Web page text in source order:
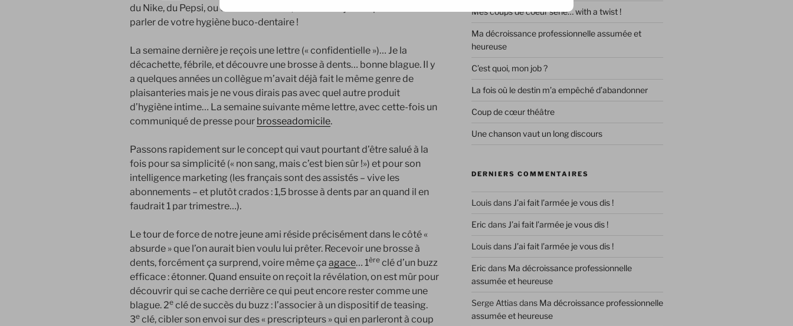
du Nike, du Pepsi, ou encore du Nokia, c’est raté… je vais plutôt vous
parler de votre hygiène buco-dentaire !
La semaine dernière je reçois une lettre (« confidentielle »)… Je la
décachette, fébrile, et découvre une brosse à dents… bonne blague. Il y
a quelques années un collègue m’avait déjà fait le même genre de
plaisanteries mais je ne vous dirais pas avec quel autre produit
d’hygiène intime… La semaine suivante même lettre, avec cette-fois un
communiqué de presse pour brosseadomicile.
Passons rapidement sur le concept qui vaut pourtant d’être salué à la
fois pour sa simplicité (« non sang, mais c’est bien sûr !») et pour son
intelligence marketing (les français sont des assistés – vive les
abonnements – et plutôt crados : 1,5 brosse à dents par an quand il en
faudrait 1 par trimestre…).
Le tour de force de notre jeune ami réside précisément dans le côté «
absurde » que l’on aurait bien voulu lui prêter. Recevoir une brosse à
dents, forcément ça surprend, voire même ça agace… 1ère clé d’un buzz
efficace : étonner. Quand ensuite on reçoit la révélation, on est mûr pour
découvrir qui se cache derrière ce qui peut encore rester comme une
blague. 2e clé de succès du buzz : l’associer à un dispositif deteasing.
3e clé, cibler son envoi sur des « prescripteurs » qui en parleront à coup
Mes coups de coeur série… with a twist !
Ma décroissance professionnelle assumée et
heureuse
C’est quoi, mon job ?
La fois où le destin m’a empêché d’abandonner
Coup de cœur théâtre
Une chanson vaut un long discours
DERNIERS COMMENTAIRES
Louisdans J’ai fait l’armée je vous dis !
Eric dans J’ai fait l’armée je vous dis !
Louisdans J’ai fait l’armée je vous dis !
Eric dans Ma décroissance professionnelle
assumée et heureuse
Serge Attiasdans Ma décroissance professionnelle
assumée et heureuse